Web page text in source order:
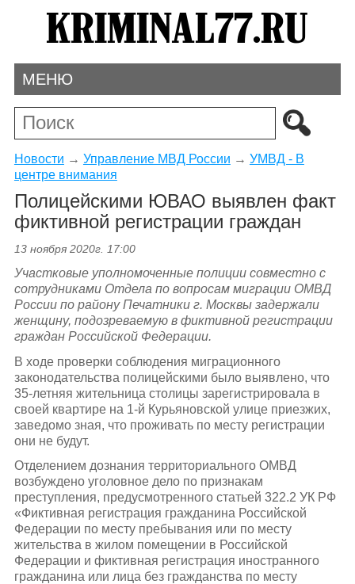
МЕНЮ
Новости → Управление МВД России → УМВД - В
центре внимания
Полицейскими ЮВАО выявлен факт
фиктивной регистрации граждан
13 ноября 2020г. 17:00
Участковые уполномоченные полиции совместно с
сотрудниками Отдела по вопросам миграции ОМВД
России по району Печатники г. Москвы задержали
женщину, подозреваемую в фиктивной регистрации
граждан Российской Федерации.
В ходе проверки соблюдения миграционного
законодательства полицейскими было выявлено, что
35-летняя жительница столицы зарегистрировала в
своей квартире на 1-й Курьяновской улице приезжих,
заведомо зная, что проживать по месту регистрации
они не будут.
Отделением дознания территориального ОМВД
возбуждено уголовное дело по признакам
преступления, предусмотренного статьей 322.2 УК РФ
«Фиктивная регистрация гражданина Российской
Федерации по месту пребывания или по месту
жительства в жилом помещении в Российской
Федерации и фиктивная регистрация иностранного
гражданина или лица без гражданства по месту